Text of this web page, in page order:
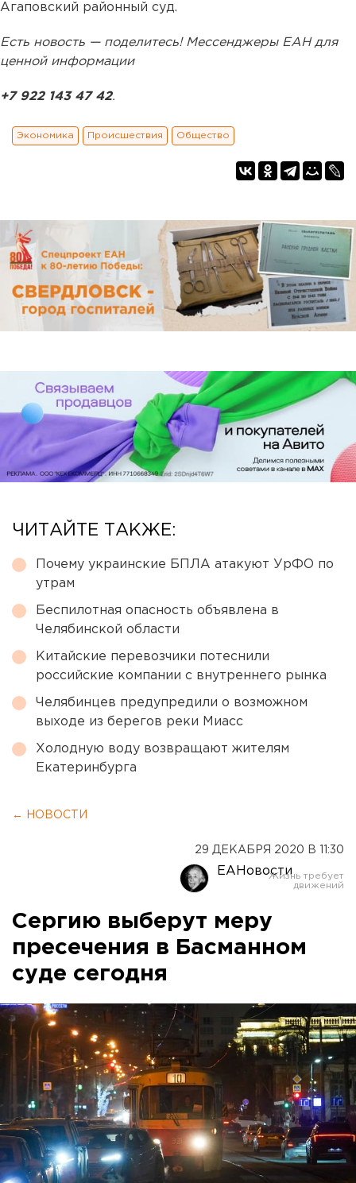
Агаповский районный суд.
Есть новость — поделитесь! Мессенджеры ЕАН для
ценной информации
+7 922 143 47 42.
Экономика Происшествия Общество
ЧИТАЙТЕ ТАКЖЕ:
Почему украинские БПЛА атакуют УрФО по
утрам
Беспилотная опасность объявлена в
Челябинской области
Китайские перевозчики потеснили
российские компании с внутреннего рынка
Челябинцев предупредили о возможном
выходе из берегов реки Миасс
Холодную воду возвращают жителям
Екатеринбурга
← НОВОСТИ
29 ДЕКАБРЯ 2020 В 11:30
ЕАНовости
Сергию выберут меру
пресечения в Басманном
суде сегодня